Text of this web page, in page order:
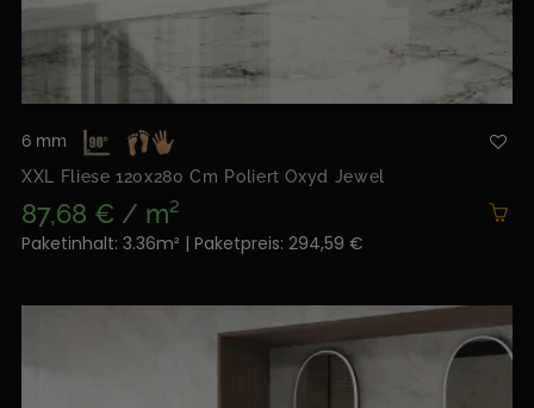
6 mm
XXL Fliese 120x280 Cm Poliert Oxyd Jewel
87,68 € / m²
Paketinhalt: 3.36m² | Paketpreis: 294,59 €